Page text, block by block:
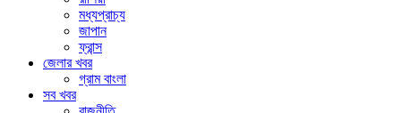
মধ্যপ্রাচ্য
জাপান
ফ্রান্স
জেলার খবর
গ্রাম বাংলা
সব খবর